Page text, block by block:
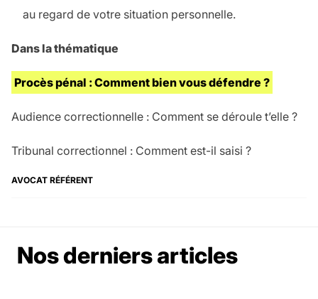
au regard de votre situation personnelle.
Dans la thématique
Procès pénal : Comment bien vous défendre ?
Audience correctionnelle : Comment se déroule t’elle ?
Tribunal correctionnel : Comment est-il saisi ?
AVOCAT RÉFÉRENT
Nos derniers articles